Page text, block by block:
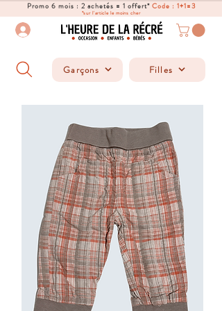
Promo 6 mois : 2 achetés = 1 offert*Code : 1+1=3
*sur l'article le moins cher
Garçons Filles